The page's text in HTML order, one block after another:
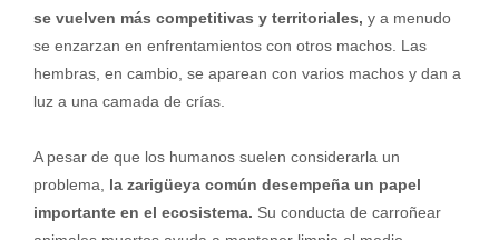
se vuelven más competitivas y territoriales, y a menudo
se enzarzan en enfrentamientos con otros machos. Las
hembras, en cambio, se aparean con varios machos y dan a
luz a una camada de crías.
A pesar de que los humanos suelen considerarla un
problema, la zarigüeya común desempeña un papel
importante en el ecosistema. Su conducta de carroñear